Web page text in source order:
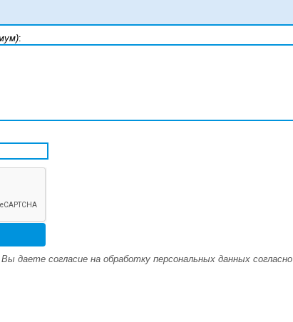
:
даете согласие на обработку персональных данных согласно